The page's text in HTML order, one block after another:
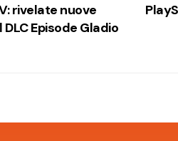
rivelate nuove
Episode Gladio